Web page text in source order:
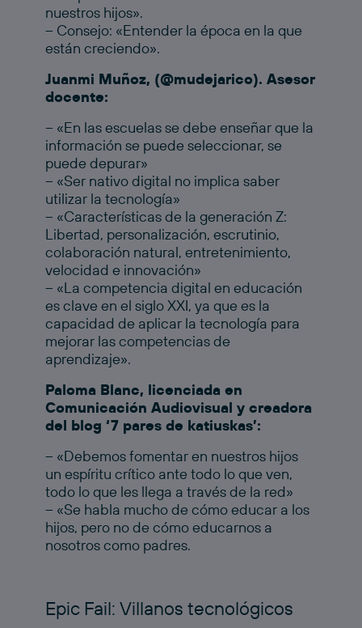
nuestros hijos».
– Consejo: «Entender la época en la que
están creciendo».
Juanmi Muñoz, (@mudejarico). Asesor
docente:
– «En las escuelas se debe enseñar que la
información se puede seleccionar, se
puede depurar»
– «Ser nativo digital no implica saber
utilizar la tecnología»
– «Características de la generación Z:
Libertad, personalización, escrutinio,
colaboración natural, entretenimiento,
velocidad e innovación»
– «La competencia digital en educación
es clave en el siglo XXI, ya que es la
capacidad de aplicar la tecnología para
mejorar las competencias de
aprendizaje».
Paloma Blanc, licenciada en
Comunicación Audiovisual y creadora
del blog ‘7 pares de katiuskas’:
– «Debemos fomentar en nuestros hijos
un espíritu crítico ante todo lo que ven,
todo lo que les llega a través de la red»
– «Se habla mucho de cómo educar a los
hijos, pero no de cómo educarnos a
nosotros como padres.
Epic Fail: Villanos tecnológicos